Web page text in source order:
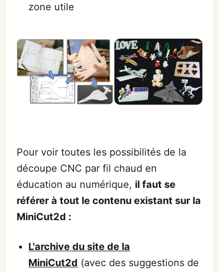
zone utile
Pour voir toutes les possibilités de la
découpe CNC par fil chaud en
éducation au numérique, il faut se
référer à tout le contenu existant sur la
MiniCut2d :
L'archive du site de la
MiniCut2d (avec des suggestions de